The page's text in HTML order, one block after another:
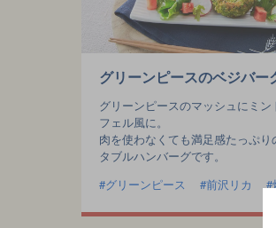
グリーンピースのベジバー
グリーンピースのマッシュにミン
フェル風に。
肉を使わなくても満足感たっぷ
タブルハンバーグです。
グリーンピース
前沢リカ